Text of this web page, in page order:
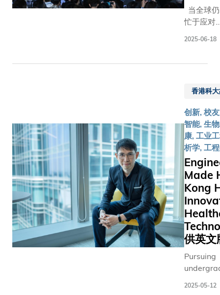
他深知
山区居
民的困
「这里
便，村
民外出
求医困
难重
重。光
是前往
最近的
诊所就
要跋涉
一个多
小时，
令许多
村民望
而却
的医疗
护
特别行
政区劳
利局副
启明太
见证下
作备忘
录。
「银发
经济」
正迅速
成为推
动区域
经济转
型与创
新的增
长动
力，大
湾区蕴
藏庞大
场潜
域数码健
创新研究
盟」。科
展政策研
的国际领
地位。 该联
盟由科大
共政策研
所署理主
暨联盟首
研究员和
纬教授领
导，同时
聚来自区
多所顶尖
构的研究
日本圣路
国际大学
卢克国际
忙于应对
缺的问题
揭示了全
医疗体系
短板。香
科技大学
（科大）
长叶玉如
授在2025
亚洲医疗
康高峰论
上倡言：
「然而，
些严峻挑
的背后，
藏着前所
有的合作
2025-06-18
香港科
创新, 校
智能, 生
康, 工业
析学, 工
Made
Kong
供英文
Pursuing
2025-05-12